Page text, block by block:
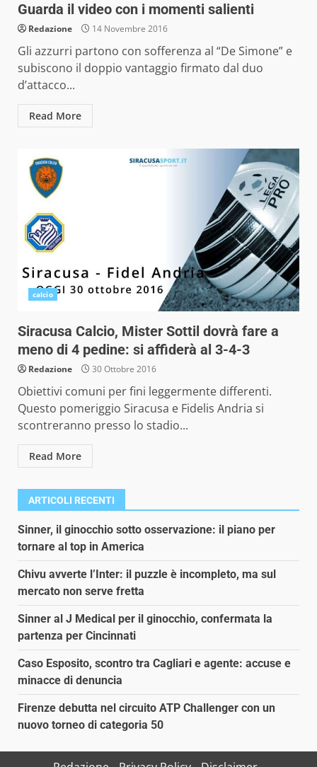
Guarda il video con i momenti salienti
Redazione 14 Novembre 2016
Gli azzurri partono con sofferenza al “De Simone” e
subiscono il doppio vantaggio firmato dal duo
d’attacco...
Read More
calcio
Siracusa Calcio, Mister Sottil dovrà fare a
meno di 4 pedine: si affiderà al 3-4-3
Redazione 30 Ottobre 2016
Obiettivi comuni per fini leggermente differenti.
Questo pomeriggio Siracusa e Fidelis Andria si
scontreranno presso lo stadio...
Read More
ARTICOLI RECENTI
Sinner, il ginocchio sotto osservazione: il piano per
tornare al top in America
Chivu avverte l’Inter: il puzzle è incompleto, ma sul
mercato non serve fretta
Sinner al J Medical per il ginocchio, confermata la
partenza per Cincinnati
Caso Esposito, scontro tra Cagliari e agente: accuse e
minacce di denuncia
Firenze debutta nel circuito ATP Challenger con un
nuovo torneo di categoria 50